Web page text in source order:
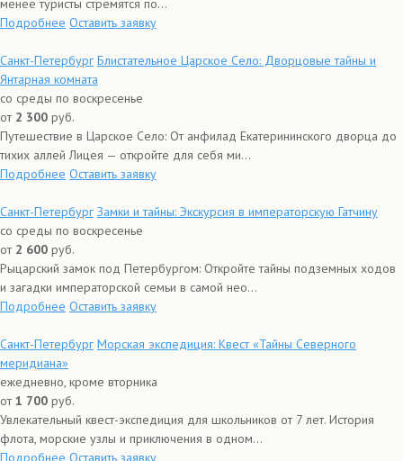
менее туристы стремятся по...
Подробнее Оставить заявку
Санкт-Петербург Блистательное Царское Село: Дворцовые тайны и
Янтарная комната
со среды по воскресенье
от 2 300 руб.
Путешествие в Царское Село: От анфилад Екатерининского дворца до
тихих аллей Лицея — откройте для себя ми...
Подробнее Оставить заявку
Санкт-Петербург Замки и тайны: Экскурсия в императорскую Гатчину
со среды по воскресенье
от 2 600 руб.
Рыцарский замок под Петербургом: Откройте тайны подземных ходов
и загадки императорской семьи в самой нео...
Подробнее Оставить заявку
Санкт-Петербург Морская экспедиция: Квест «Тайны Северного
меридиана»
ежедневно, кроме вторника
от1 700 руб.
Увлекательный квест-экспедиция для школьников от 7 лет. История
флота, морские узлы и приключения в одном...
Подробнее Оставить заявку